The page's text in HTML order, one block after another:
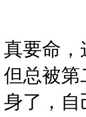
真要命，
但总被第
身了，